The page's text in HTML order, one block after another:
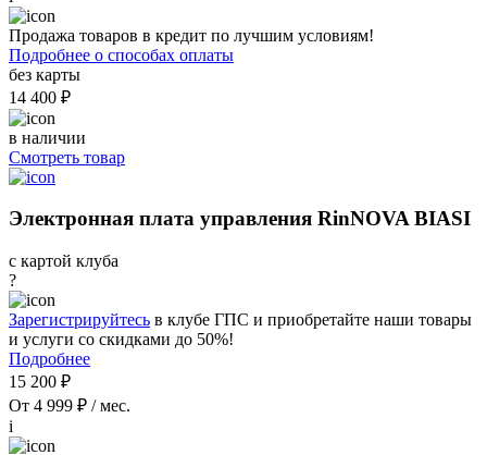
Продажа товаров в кредит по лучшим условиям!
Подробнее о способах оплаты
без карты
14 400 ₽
в наличии
Смотреть товар
Электронная плата управления RinNOVA BIASI
с картой клуба
?
Зарегистрируйтесь в клубе ГПС и приобретайте наши товары
и услуги со скидками до 50%!
Подробнее
15 200 ₽
От 4 999 ₽ / мес.
i